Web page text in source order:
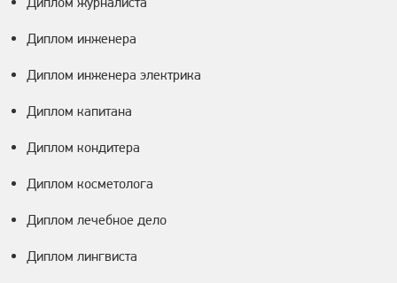
Диплом инженера
Диплом инженера электрика
Диплом капитана
Диплом кондитера
Диплом косметолога
Диплом лечебное дело
Диплом лингвиста